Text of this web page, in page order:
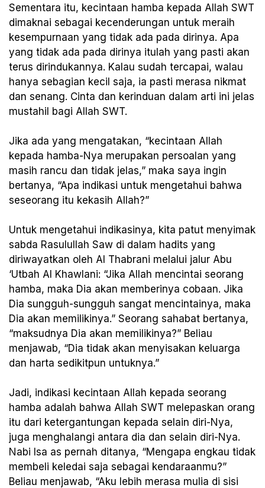
Sementara itu, kecintaan hamba kepada Allah SWT
dimaknai sebagai kecenderungan untuk meraih
kesempurnaan yang tidak ada pada dirinya. Apa
yang tidak ada pada dirinya itulah yang pasti akan
terus dirindukannya. Kalau sudah tercapai, walau
hanya sebagian kecil saja, ia pasti merasa nikmat
dan senang. Cinta dan kerinduan dalam arti ini jelas
mustahil bagi Allah SWT.
Jika ada yang mengatakan, “kecintaan Allah
kepada hamba-Nya merupakan persoalan yang
masih rancu dan tidak jelas,” maka saya ingin
bertanya, “Apa indikasi untuk mengetahui bahwa
seseorang itu kekasih Allah?”
Untuk mengetahui indikasinya, kita patut menyimak
sabda Rasulullah Saw di dalam hadits yang
diriwayatkan oleh Al Thabrani melalui jalur Abu
‘Utbah Al Khawlani: “Jika Allah mencintai seorang
hamba, maka Dia akan memberinya cobaan. Jika
Dia sungguh-sungguh sangat mencintainya, maka
Dia akan memilikinya.” Seorang sahabat bertanya,
“maksudnya Dia akan memilikinya?” Beliau
menjawab, “Dia tidak akan menyisakan keluarga
dan harta sedikitpun untuknya.”
Jadi, indikasi kecintaan Allah kepada seorang
hamba adalah bahwa Allah SWT melepaskan orang
itu dari ketergantungan kepada selain diri-Nya,
juga menghalangi antara dia dan selain diri-Nya.
Nabi Isa as pernah ditanya, “Mengapa engkau tidak
membeli keledai saja sebagai kendaraanmu?”
Beliau menjawab, “Aku lebih merasa mulia di sisi